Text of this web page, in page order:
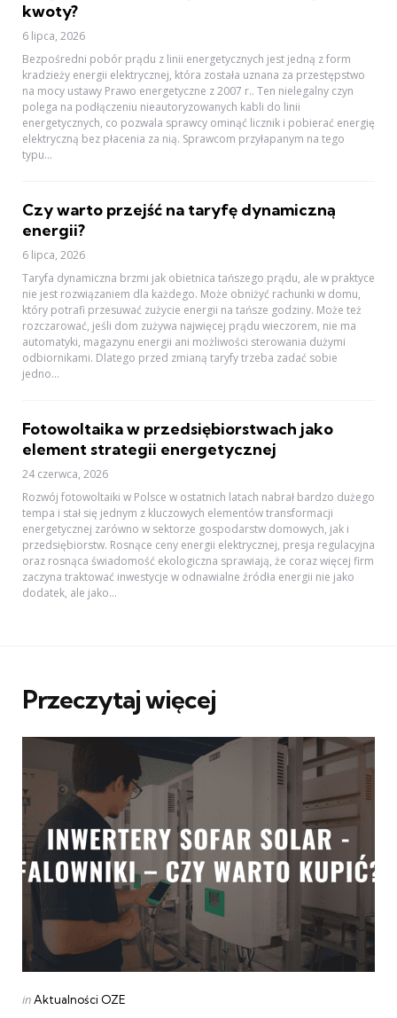
kwoty?
6 lipca, 2026
Bezpośredni pobór prądu z linii energetycznych jest jedną z form
kradzieży energii elektrycznej, która została uznana za przestępstwo
na mocy ustawy Prawo energetyczne z 2007 r.. Ten nielegalny czyn
polega na podłączeniu nieautoryzowanych kabli do linii
energetycznych, co pozwala sprawcy ominąć licznik i pobierać energię
elektryczną bez płacenia za nią. Sprawcom przyłapanym na tego
typu...
Czy warto przejść na taryfę dynamiczną
energii?
6 lipca, 2026
Taryfa dynamiczna brzmi jak obietnica tańszego prądu, ale w praktyce
nie jest rozwiązaniem dla każdego. Może obniżyć rachunki w domu,
który potrafi przesuwać zużycie energii na tańsze godziny. Może też
rozczarować, jeśli dom zużywa najwięcej prądu wieczorem, nie ma
automatyki, magazynu energii ani możliwości sterowania dużymi
odbiornikami. Dlatego przed zmianą taryfy trzeba zadać sobie
jedno...
Fotowoltaika w przedsiębiorstwach jako
element strategii energetycznej
24 czerwca, 2026
Rozwój fotowoltaiki w Polsce w ostatnich latach nabrał bardzo dużego
tempa i stał się jednym z kluczowych elementów transformacji
energetycznej zarówno w sektorze gospodarstw domowych, jak i
przedsiębiorstw. Rosnące ceny energii elektrycznej, presja regulacyjna
oraz rosnąca świadomość ekologiczna sprawiają, że coraz więcej firm
zaczyna traktować inwestycje w odnawialne źródła energii nie jako
dodatek, ale jako...
Przeczytaj więcej
Categories
Posted
inAktualności OZE